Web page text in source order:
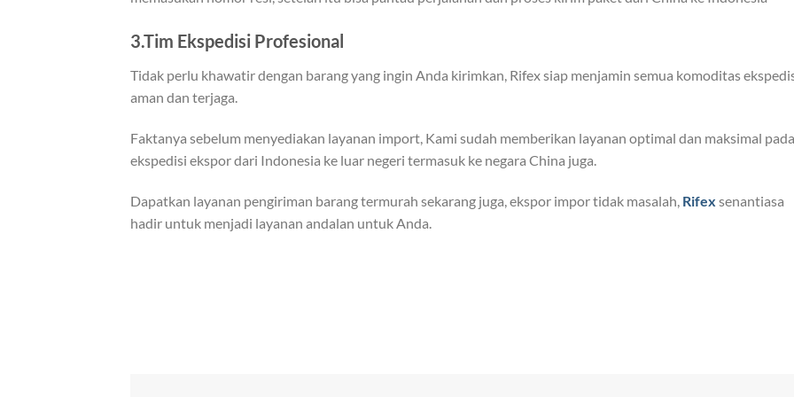
3.Tim Ekspedisi Profesional
Tidak perlu khawatir dengan barang yang ingin Anda kirimkan, Rifex siap menjamin semua komoditas
aman dan terjaga.
Faktanya sebelum menyediakan layanan import, Kami sudah memberikan layanan optimal dan maksimal pada
ekspedisi ekspor dari Indonesia ke luar negeri termasuk ke negara China juga.
Dapatkan layanan pengiriman barang termurah sekarang juga, ekspor impor tidak masalah, Rifex senantiasa
hadir untuk menjadi layanan andalan untuk Anda.